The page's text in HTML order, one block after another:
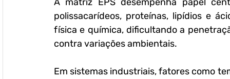
polissacarídeos, proteínas, lipídios e
física e química, dificultando a
contra variações ambientais.
Em sistemas industriais, fatores como